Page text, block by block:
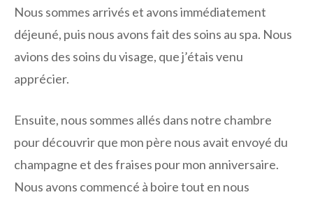
Nous sommes arrivés et avons immédiatement
déjeuné, puis nous avons fait des soins au spa. Nous
avions des soins du visage, que j’étais venu
apprécier.
Ensuite, nous sommes allés dans notre chambre
pour découvrir que mon père nous avait envoyé du
champagne et des fraises pour mon anniversaire.
Nous avons commencé à boire tout en nous